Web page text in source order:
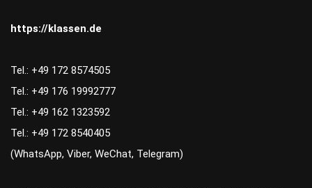
https://klassen.de
Tel.: +49 172 8574505
Tel.: +49 176 19992777
Tel.: +49 162 1323592
Tel.: +49 172 8540405
(WhatsApp, Viber, WeChat, Telegram)